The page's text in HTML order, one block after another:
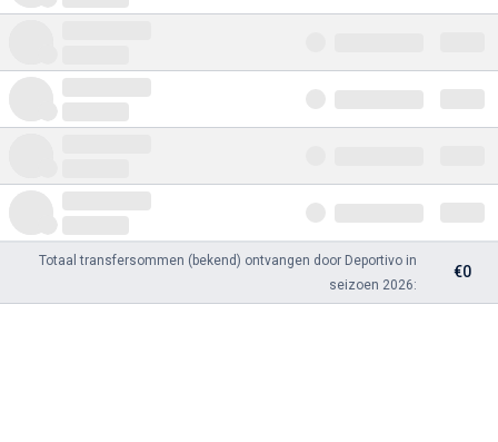
Totaal transfersommen (bekend) ontvangen door Deportivo in
seizoen 2026:
€0